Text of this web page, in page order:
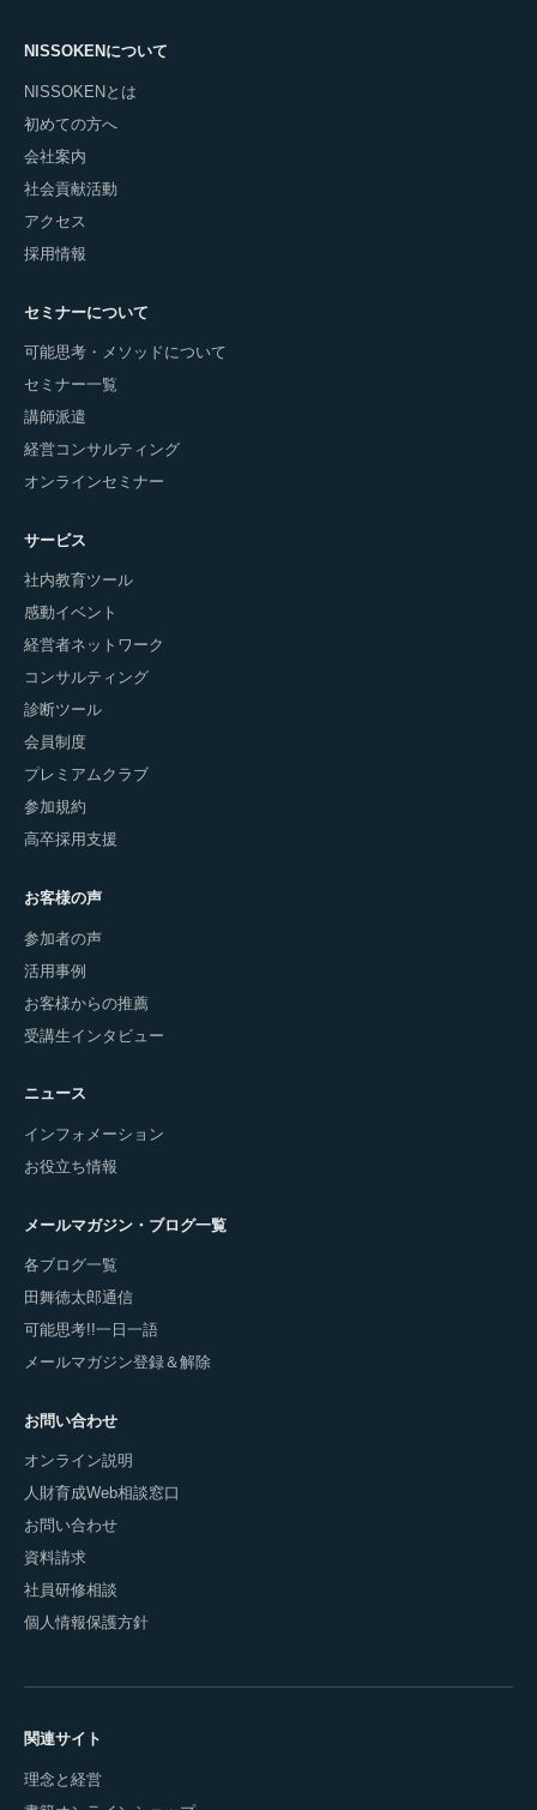
NISSOKENについて
NISSOKENとは
初めての方へ
会社案内
社会貢献活動
アクセス
採用情報
セミナーについて
可能思考・メソッドについて
セミナー一覧
講師派遣
経営コンサルティング
オンラインセミナー
サービス
社内教育ツール
感動イベント
経営者ネットワーク
コンサルティング
診断ツール
会員制度
プレミアムクラブ
参加規約
高卒採用支援
お客様の声
参加者の声
活用事例
お客様からの推薦
受講生インタビュー
ニュース
インフォメーション
お役立ち情報
メールマガジン・ブログ一覧
各ブログ一覧
田舞徳太郎通信
可能思考!!一日一語
メールマガジン登録＆解除
お問い合わせ
オンライン説明
人財育成Web相談窓口
お問い合わせ
資料請求
社員研修相談
個人情報保護方針
関連サイト
理念と経営